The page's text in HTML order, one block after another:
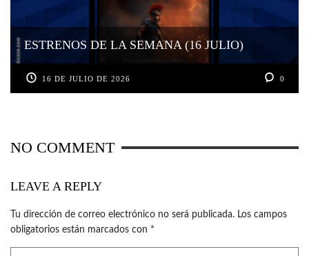
ESTRENOS DE LA SEMANA (16 JULIO)
16 DE JULIO DE 2026 0
NO COMMENT
LEAVE A REPLY
Tu dirección de correo electrónico no será publicada. Los campos
obligatorios están marcados con *